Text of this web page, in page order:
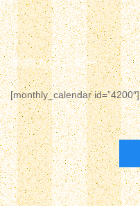
予約カレンダー
[monthly_calendar id=”4200″]